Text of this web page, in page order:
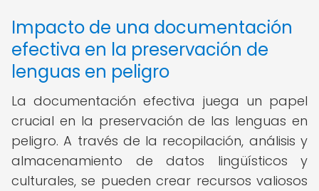
Impacto de una documentación
efectiva en la preservación de
lenguas en peligro
La documentación efectiva juega un papel
crucial en la preservación de las lenguas en
peligro. A través de la recopilación, análisis y
almacenamiento de datos lingüísticos y
culturales, se pueden crear recursos valiosos